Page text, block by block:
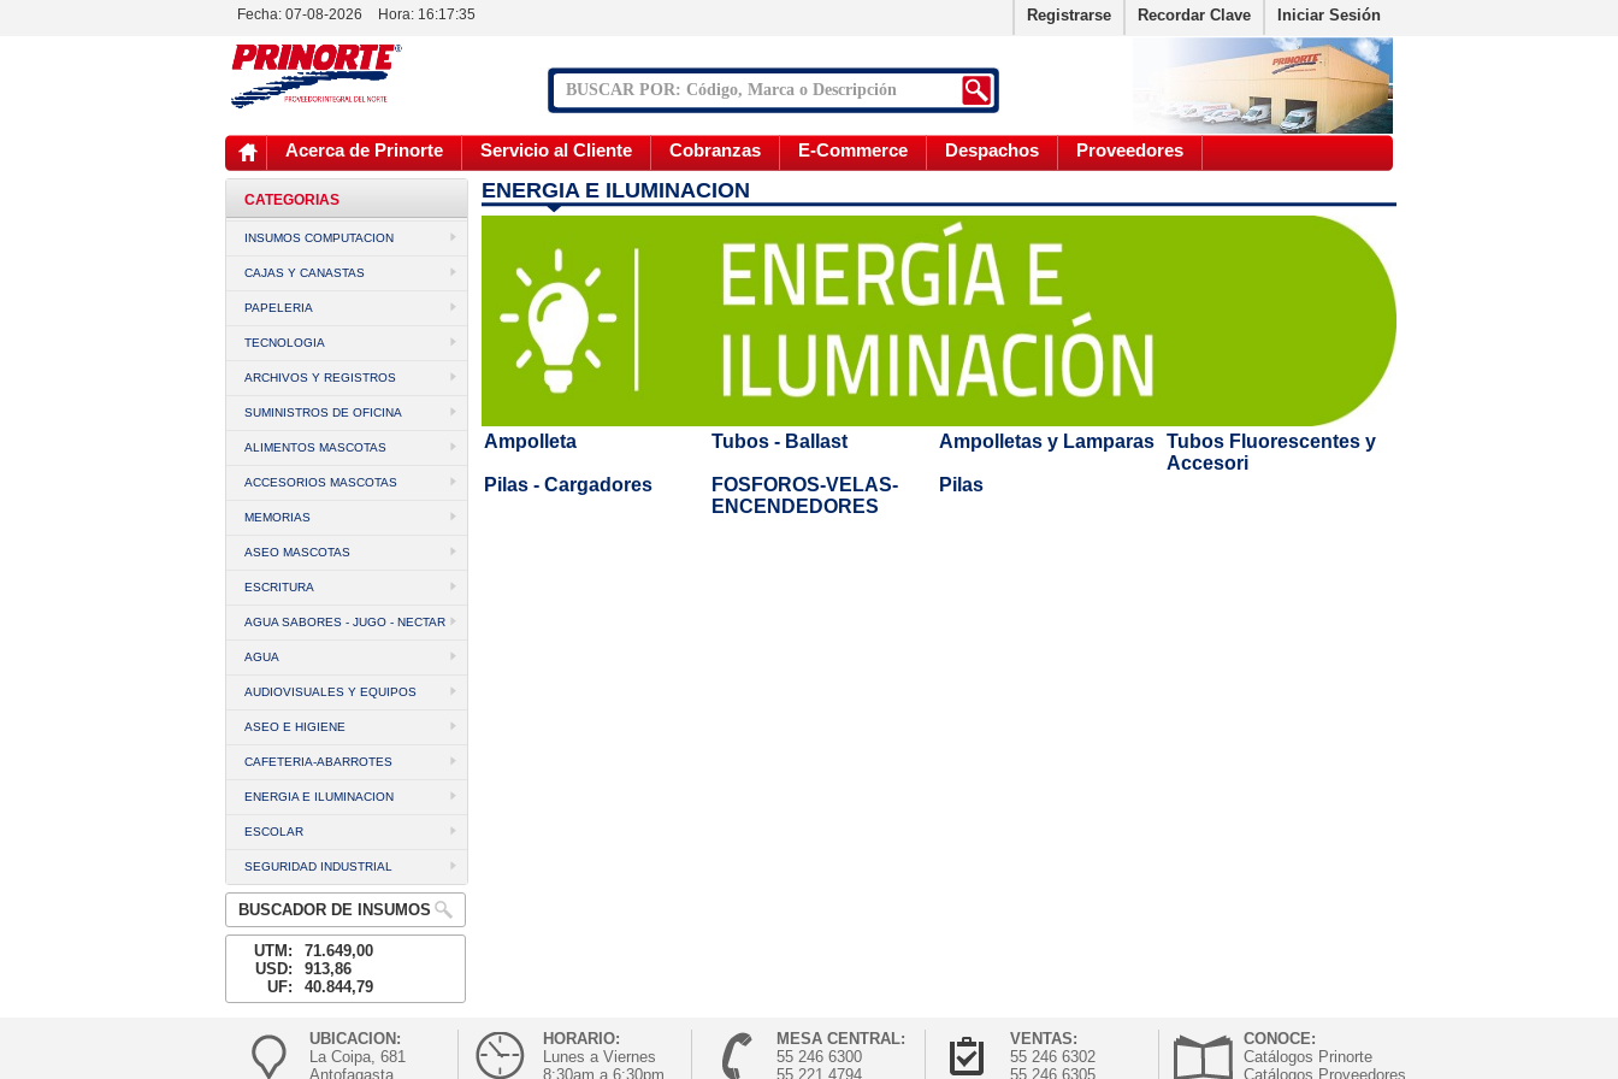
Fecha: 07-08-2026 Hora: 16:17:35 Registrarse Recordar Clave Iniciar Sesión
Acerca de Prinorte Servicio al Cliente Cobranzas E-Commerce Despachos Proveedores
CATEGORIAS
INSUMOS COMPUTACION
CAJAS Y CANASTAS
PAPELERIA
TECNOLOGIA
ARCHIVOS Y REGISTROS
SUMINISTROS DE OFICINA
ALIMENTOS MASCOTAS
ACCESORIOS MASCOTAS
MEMORIAS
ASEO MASCOTAS
ESCRITURA
AGUA SABORES - JUGO - NECTAR
AGUA
AUDIOVISUALES Y EQUIPOS
ASEO E HIGIENE
CAFETERIA-ABARROTES
ENERGIA E ILUMINACION
ESCOLAR
SEGURIDAD INDUSTRIAL
BUSCADOR DE INSUMOS
UTM:
71.649,00
USD:
913,86
UF:
40.844,79
ENERGIA E ILUMINACION
Ampolleta
Pilas - Cargadores
Tubos - Ballast
FOSFOROS-VELAS-
ENCENDEDORES
Ampolletas y Lamparas
Pilas
Tubos Fluorescentes y
Accesori
UBICACION:
La Coipa, 681
Antofagasta
HORARIO:
Lunes a Viernes
8:30am a 6:30pm
MESA CENTRAL:
55 246 6300
55 221 4794
VENTAS:
55 246 6302
55 246 6305
CONOCE:
Catálogos Prinorte
Catálogos Proveedores